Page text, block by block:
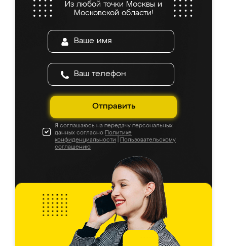
Из любой точки Москвы и
Московской области!
Отправить
Я соглашаюсь на передачу персональных
данных согласно Политике
конфиденциальности
Пользовательскому
соглашению